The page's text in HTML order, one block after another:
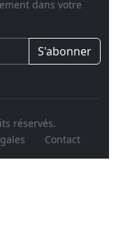
dans votre
S'abonner
réservés.
Contact